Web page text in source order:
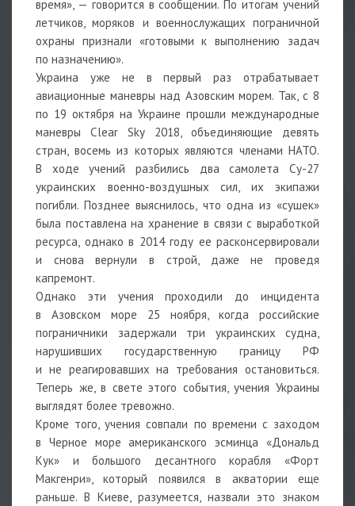
время», — говорится в сообщении. По итогам учений
летчиков, моряков и военнослужащих пограничной
охраны признали «готовыми к выполнению задач
по назначению».
Украина уже не в первый раз отрабатывает
авиационные маневры над Азовским морем. Так, с 8
по 19 октября на Украине прошли международные
маневры Clear Sky 2018, объединяющие девять
стран, восемь из которых являются членами НАТО.
В ходе учений разбились два самолета Су-27
украинских военно-воздушных сил, их экипажи
погибли. Позднее выяснилось, что одна из «сушек»
была поставлена на хранение в связи с выработкой
ресурса, однако в 2014 году ее расконсервировали
и снова вернули в строй, даже не проведя
капремонт.
Однако эти учения проходили до инцидента
в Азовском море 25 ноября, когда российские
пограничники задержали три украинских судна,
нарушивших государственную границу РФ
и не реагировавших на требования остановиться.
Теперь же, в свете этого события, учения Украины
выглядят более тревожно.
Кроме того, учения совпали по времени с заходом
в Черное море американского эсминца «Дональд
Кук» и большого десантного корабля «Форт
Макгенри», который появился в акватории еще
раньше. В Киеве, разумеется, назвали это знаком